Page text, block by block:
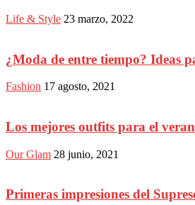
Life & Style 23 marzo, 2022
¿Moda de entre tiempo? Ideas
Fashion 17 agosto, 2021
Los mejores outfits para el
Our Glam 28 junio, 2021
Primeras impresiones del